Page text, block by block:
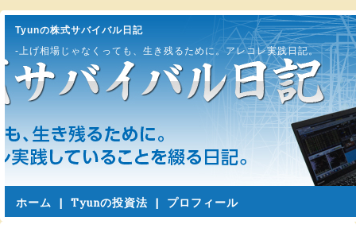
Tyunの株式サバイバル日記
-上げ相場じゃなくっても、生き残るために。アレコレ実践日記。
ホーム | Tyunの投資法 | プロフィール